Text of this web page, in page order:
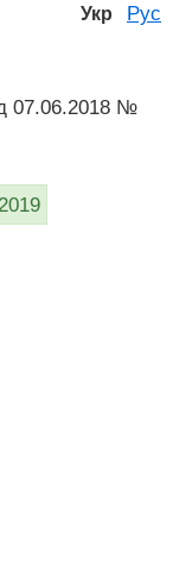
Укр Рус
07.06.2018 №